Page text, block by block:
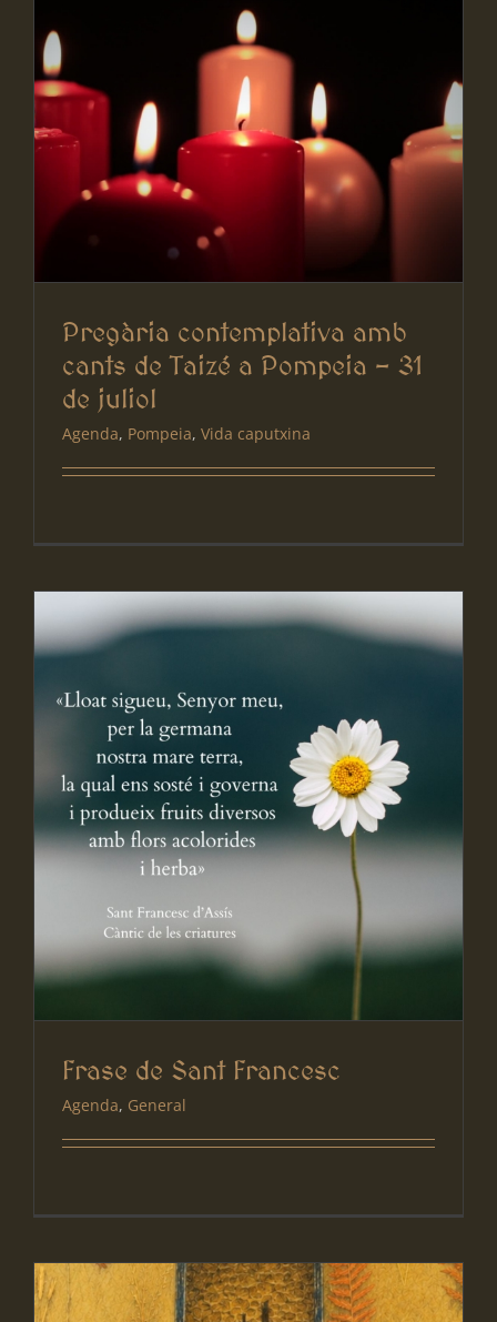
Pregària contemplativa amb
cants de Taizé a Pompeia – 31
de juliol
Agenda, Pompeia, Vida caputxina
Frase de Sant Francesc
Agenda, General